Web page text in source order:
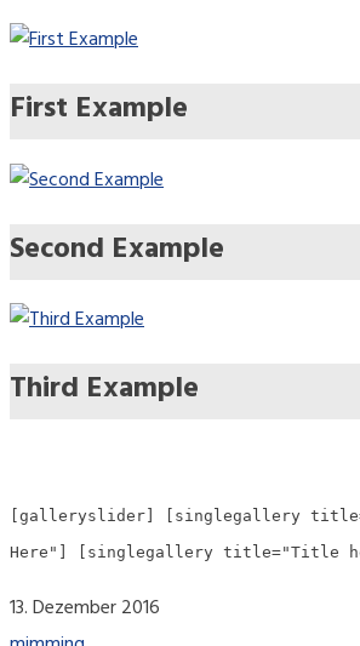
First Example
Second Example
Third Example
[galleryslider] [singlegallery
Here"] [singlegallery title="Title
13. Dezember 2016